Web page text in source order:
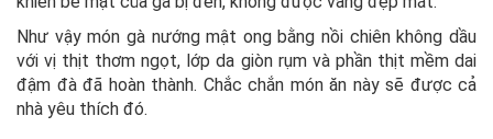
Như vậy món gà nướng mật ong bằng nồi chiên không dầu
với vị thịt thơm ngọt, lớp da giòn rụm và phần thịt mềm dai
đậm đà đã hoàn thành. Chắc chắn món ăn này sẽ được cả
nhà yêu thích đó.